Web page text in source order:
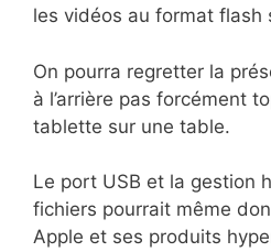
les vidéos au format flash
On pourra regretter la
à l’arrière pas forcément
tablette sur une table.
Le port USB et la gestion
fichiers pourrait même
Apple et ses produits